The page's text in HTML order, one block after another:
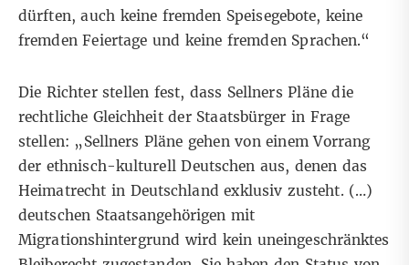
dürften, auch keine fremden Speisegebote, keine
fremden Feiertage und keine fremden Sprachen.“
Die Richter stellen fest, dass Sellners Pläne die
rechtliche Gleichheit der Staatsbürger in Frage
stellen: „Sellners Pläne gehen von einem Vorrang
der ethnisch-kulturell Deutschen aus, denen das
Heimatrecht in Deutschland exklusiv zusteht. (…)
deutschen Staatsangehörigen mit
Migrationshintergrund wird kein uneingeschränktes